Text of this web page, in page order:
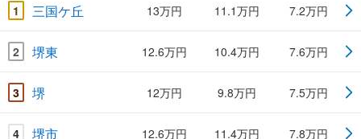
1 三国ケ丘 13万円 11.1万円 7.2万円
2 堺東 12.6万円 10.4万円 7.6万円
3 堺 12万円 9.8万円 7.5万円
4 堺市 12.6万円 11.4万円 7.8万円